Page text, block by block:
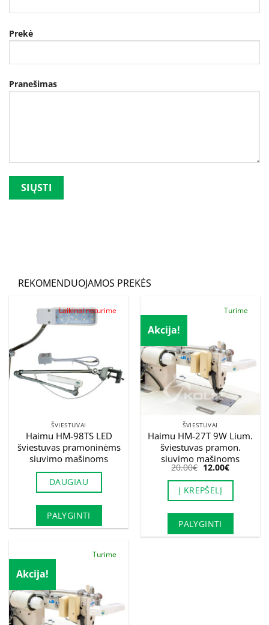
Prekė
Pranešimas
REKOMENDUOJAMOS PREKĖS
Laikinai neturime
ŠVIESTUVAI
Haimu HM-98TS LED
šviestuvas pramoninėms
siuvimo mašinoms
DAUGIAU
PALYGINTI
Akcija!
Turime
ŠVIESTUVAI
Haimu HM-27T 9W Lium.
šviestuvas pramon.
siuvimo mašinoms
20.00€ Original
was:
20.00€.
12.00€Current
is:
Į KREPŠELĮ
PALYGINTI
Akcija!
Turime